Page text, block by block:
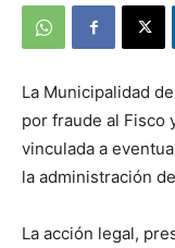
La Municipalidad
por fraude al Fisco
vinculada a
la administración
La acción legal,